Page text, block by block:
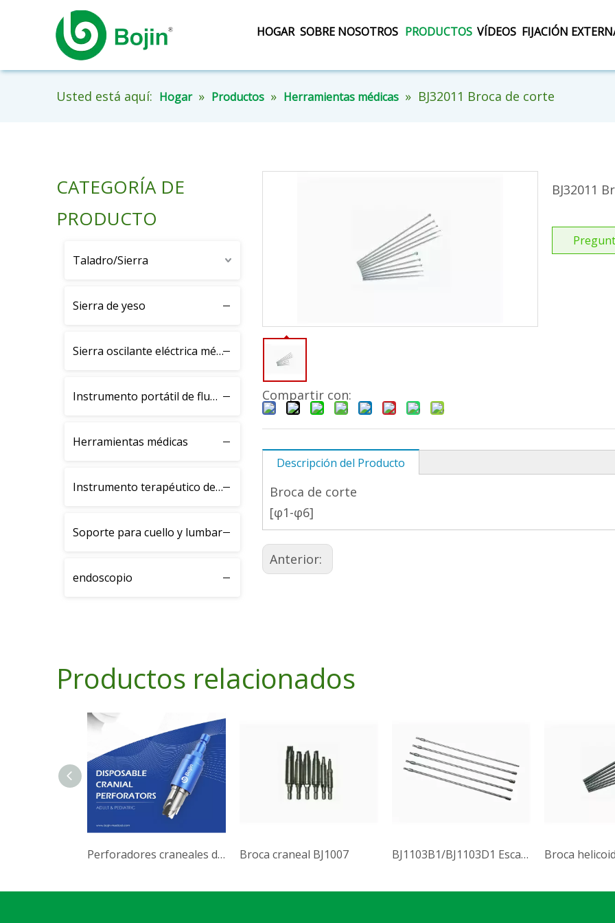
HOGAR SOBRE NOSOTROS PRODUCTOS VÍDEOS FIJACIÓN
Usted está aquí: Hogar » Productos » Herramientas médicas » BJ32011 Broca de corte
CATEGORÍA DE
PRODUCTO
Taladro/Sierra
Sierra de yeso
Sierra oscilante eléctrica médica BJH
Instrumento portátil de fluoroscopia de rayos X
Herramientas médicas
Instrumento terapéutico de fractura BJK
Soporte para cuello y lumbar
endoscopio
Compartir con:
BJ32011
Descripción del Producto
Broca de corte
[φ1-φ6]
Anterior:
Productos relacionados
Perforadores craneales desechables Broca craneal BJ1007 BJ1103B1/BJ1103D1 Escariador medular Broca